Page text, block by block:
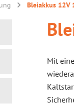
Bleiakkus 12V
Mit